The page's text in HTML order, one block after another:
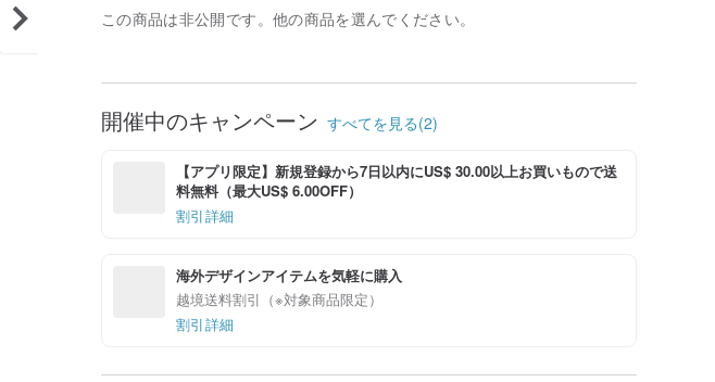
この商品は非公開です。他の商品を選んでください。
開催中のキャンペーン すべてを見る(2)
【アプリ限定】新規登録から7日以内にUS$ 30.00以上お買いもので送
料無料（最大US$ 6.00OFF）
割引詳細
海外デザインアイテムを気軽に購入
越境送料割引（※対象商品限定）
割引詳細